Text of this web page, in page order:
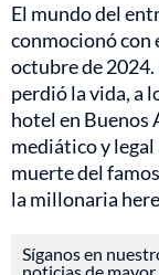
El mundo del
conmocionó con
octubre de
perdió la vida, a
hotel en Buenos
mediático y
muerte del
la millonaria
Síganos en